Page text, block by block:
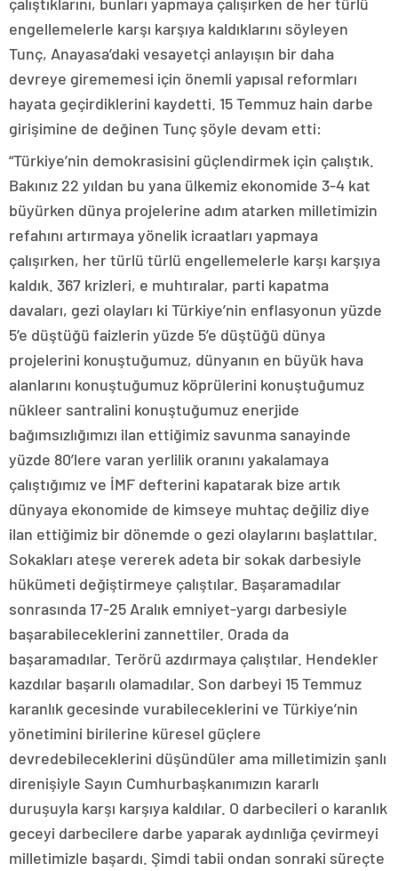
engellemelerle karşı karşıya kaldıklarını söyleyen
Tunç, Anayasa’daki vesayetçi anlayışın bir daha
devreye girememesi için önemli yapısal reformları
hayata geçirdiklerini kaydetti. 15 Temmuz hain darbe
girişimine de değinen Tunç şöyle devam etti:
“Türkiye’nin demokrasisini güçlendirmek için çalıştık.
Bakınız 22 yıldan bu yana ülkemiz ekonomide 3-4 kat
büyürken dünya projelerine adım atarken milletimizin
refahını artırmaya yönelik icraatları yapmaya
çalışırken, her türlü türlü engellemelerle karşı karşıya
kaldık. 367 krizleri, e muhtıralar, parti kapatma
davaları, gezi olayları ki Türkiye’nin enflasyonun yüzde
5’e düştüğü faizlerin yüzde 5’e düştüğü dünya
projelerini konuştuğumuz, dünyanın en büyük hava
alanlarını konuştuğumuz köprülerini konuştuğumuz
nükleer santralini konuştuğumuz enerjide
bağımsızlığımızı ilan ettiğimiz savunma sanayinde
yüzde 80’lere varan yerlilik oranını yakalamaya
çalıştığımız ve İMF defterini kapatarak bize artık
dünyaya ekonomide de kimseye muhtaç değiliz diye
ilan ettiğimiz bir dönemde o gezi olaylarını başlattılar.
Sokakları ateşe vererek adeta bir sokak darbesiyle
hükümeti değiştirmeye çalıştılar. Başaramadılar
sonrasında 17-25 Aralık emniyet-yargı darbesiyle
başarabileceklerini zannettiler. Orada da
başaramadılar. Terörü azdırmaya çalıştılar. Hendekler
kazdılar başarılı olamadılar. Son darbeyi 15 Temmuz
karanlık gecesinde vurabileceklerini ve Türkiye’nin
yönetimini birilerine küresel güçlere
devredebileceklerini düşündüler ama milletimizin şanlı
direnişiyle Sayın Cumhurbaşkanımızın kararlı
duruşuyla karşı karşıya kaldılar. O darbecileri o karanlık
geceyi darbecilere darbe yaparak aydınlığa çevirmeyi
milletimizle başardı. Şimdi tabii ondan sonraki süreçte